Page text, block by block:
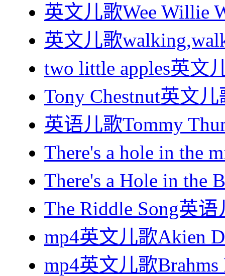
英文儿歌Wee Willie
英文儿歌
two little apples英文
Tony Chestnut英文
英语儿歌Tommy
There's a hole in the
There's a Hole in the
The Riddle Song英
mp4英文儿歌Akien
mp4英文儿歌